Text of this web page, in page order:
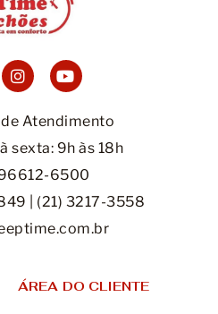
Atendimento
sexta: 9h às 18h
6500
| (21) 3217-3558
ÁREA DO CLIENTE